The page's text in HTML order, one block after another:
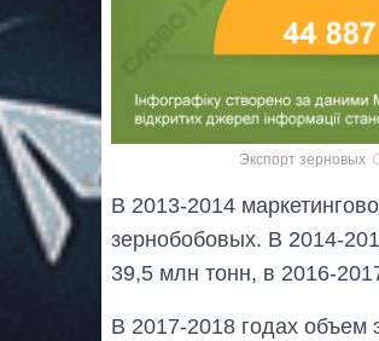
Экспорт зерновых
В 2013-2014
зернобобовых. В 2014-
39,5 млн тонн, в 2016-
В 2017-2018 годах